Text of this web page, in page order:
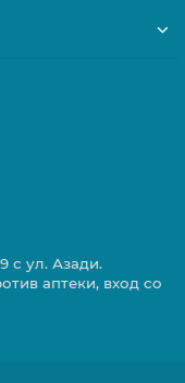
с ул. Азади.
аптеки, вход со